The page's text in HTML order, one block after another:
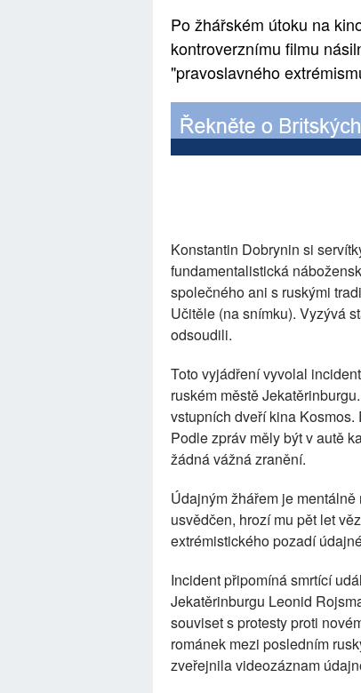
Po žhářském útoku na
kontroverznímu filmu
"pravoslavného
Konstantin Dobrynin si
fundamentalistická
společného ani s ruskými
Učitěle (na snímku). Vyzývá
odsoudili.
Toto vyjádření vyvolal
ruském městě
vstupních dveří kina
Podle zpráv měly být v autě
žádná vážná zranění.
Údajným žhářem je
usvědčen, hrozí mu pět let
extrémistického pozadí
Incident připomíná smrtící
Jekatěrinburgu Leonid
souviset s protesty proti
románek mezi posledním
zveřejnila videozáznam